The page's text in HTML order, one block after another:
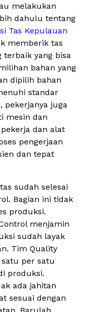
melakukan
dahulu tentang
Tas Kepulauan
memberik tas
terbaik yang bisa
bahan yang
dipilih bahan
standar
pekerjanya juga
mesin dan
dan alat
pengerjaan
dan tepat
sudah selesai
Bagian ini tidak
produksi.
menjamin
sudah layak
Tim Quality
per satu
produksi.
ada jahitan
sesuai dengan